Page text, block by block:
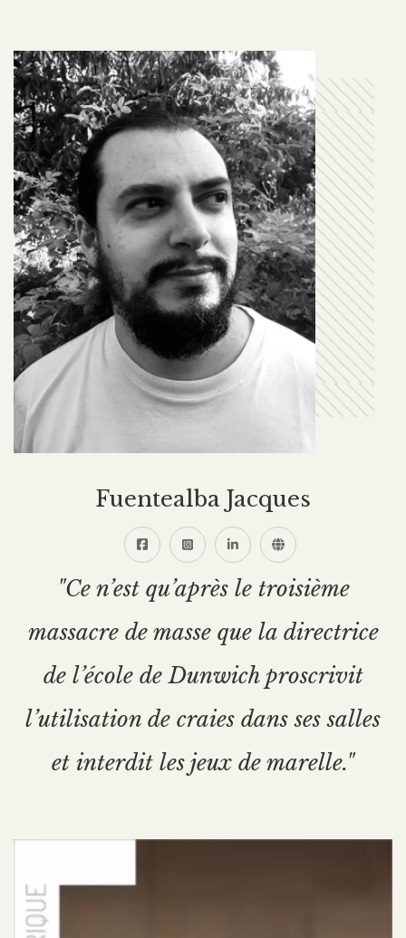
Fuentealba Jacques
"Ce n’est qu’après le troisième
massacre de masse que la directrice
de l’école de Dunwich proscrivit
l’utilisation de craies dans ses salles
et interdit les jeux de marelle."